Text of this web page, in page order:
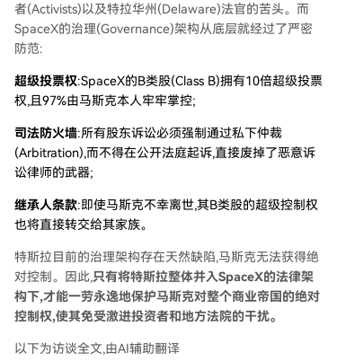
者(Activists)以及特拉华州(Delaware)法官的苦头。而
SpaceX的治理(Governance)架构从底层就经过了严密
防范:
超级投票权:SpaceX的B类股(Class B)拥有10倍超级投票
权,且97%由马斯克本人牢牢掌控;
司法防火墙:所有股东诉讼必须强制通过私下仲裁
(Arbitration),而不得在公开法庭起诉,直接废掉了恶意诉
讼律师的武器;
继承人条款:即使马斯克不幸离世,其B类股的超级控制权
也将直接转交给其家族。
特斯拉目前的治理架构存在天然缺陷,马斯克无法获得绝
对控制。因此,只有将特斯拉整体并入SpaceX的法律架
构下,才能一劳永逸地保护马斯克对整个商业帝国的绝对
控制权,使其免受激进投资者和地方法院的干扰。
以下为访谈全文,由AI辅助翻译